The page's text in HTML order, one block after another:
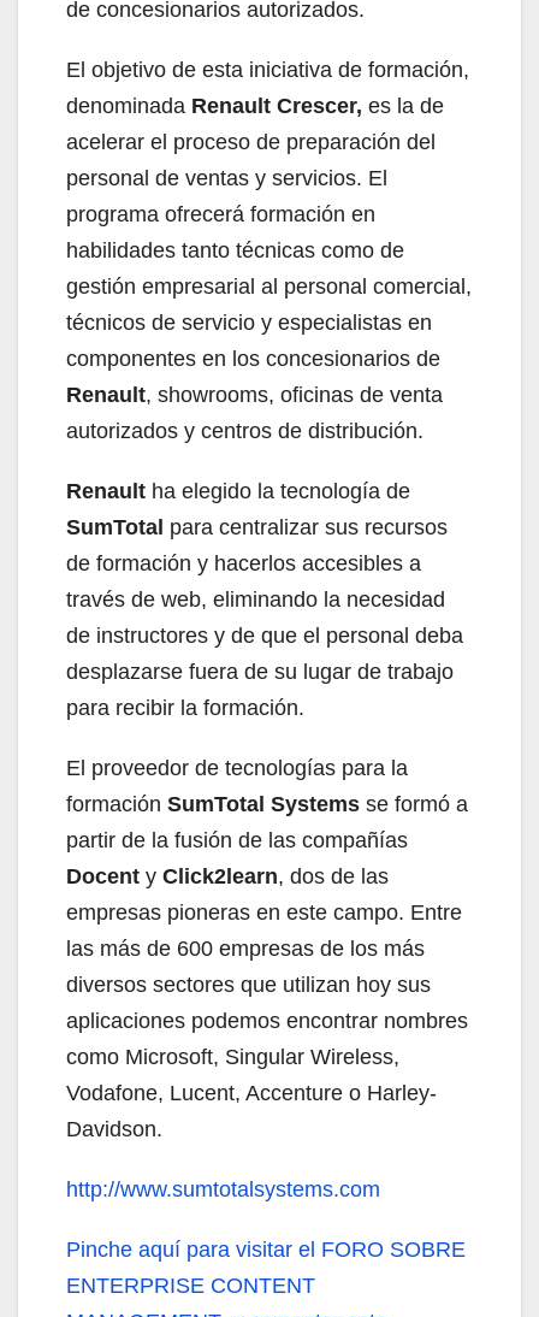
de concesionarios autorizados.
El objetivo de esta iniciativa de formación,
denominada Renault Crescer, es la de
acelerar el proceso de preparación del
personal de ventas y servicios. El
programa ofrecerá formación en
habilidades tanto técnicas como de
gestión empresarial al personal comercial,
técnicos de servicio y especialistas en
componentes en los concesionarios de
Renault, showrooms, oficinas de venta
autorizados y centros de distribución.
Renault ha elegido la tecnología de
SumTotal para centralizar sus recursos
de formación y hacerlos accesibles a
través de web, eliminando la necesidad
de instructores y de que el personal deba
desplazarse fuera de su lugar de trabajo
para recibir la formación.
El proveedor de tecnologías para la
formación SumTotal Systems se formó a
partir de la fusión de las compañías
Docent y Click2learn, dos de las
empresas pioneras en este campo. Entre
las más de 600 empresas de los más
diversos sectores que utilizan hoy sus
aplicaciones podemos encontrar nombres
como Microsoft, Singular Wireless,
Vodafone, Lucent, Accenture o Harley-
Davidson.
http://www.sumtotalsystems.com
Pinche aquí para visitar el FORO SOBRE
ENTERPRISE CONTENT